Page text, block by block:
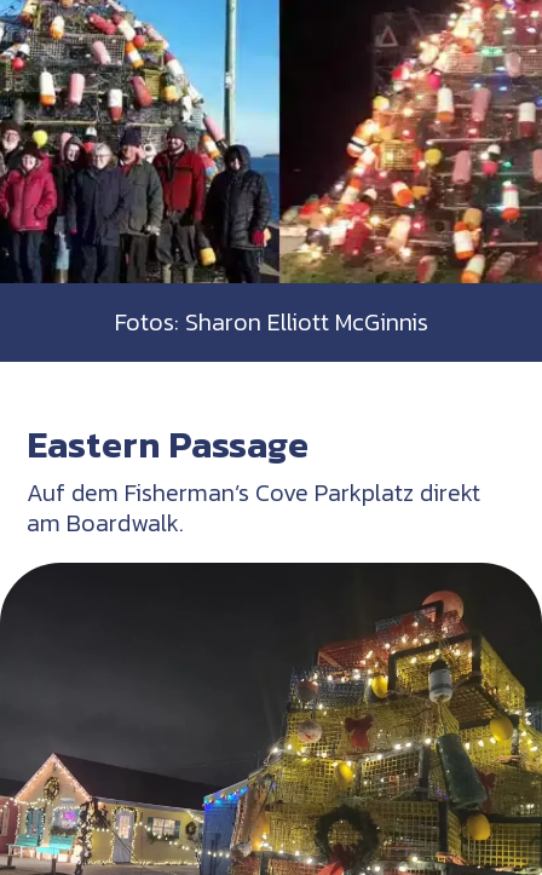
Fotos: Sharon Elliott McGinnis
Eastern Passage
Auf dem Fisherman’s Cove Parkplatz direkt
am Boardwalk.